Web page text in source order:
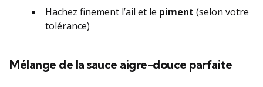
Hachez finement l’ail et le piment (selon votre
tolérance)
Mélange de la sauce aigre-douce parfaite